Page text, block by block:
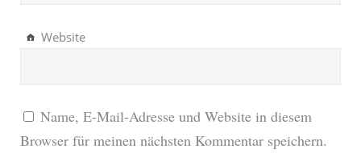
Website
Name, E-Mail-Adresse und Website in diesem
Browser für meinen nächsten Kommentar speichern.